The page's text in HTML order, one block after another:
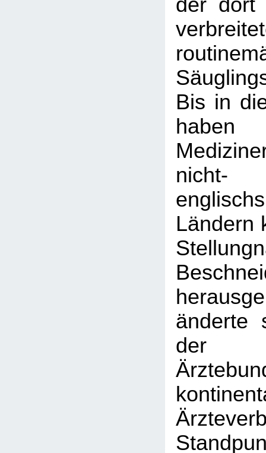
der dort
Bis in
haben
nicht-
Ländern
änderte
der